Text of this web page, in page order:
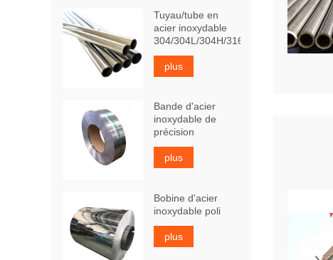
Tuyau/tube en
acier inoxydable
304/304L/304H/316Ti
plus
Bande d'acier
inoxydable de
précision
plus
Bobine d'acier
inoxydable poli
plus